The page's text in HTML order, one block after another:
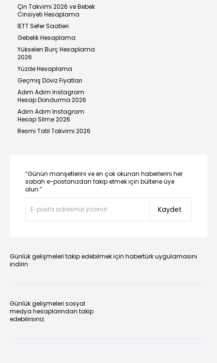
Çin Takvimi 2026 ve Bebek
Cinsiyeti Hesaplama
İETT Sefer Saatleri
Gebelik Hesaplama
Yükselen Burç Hesaplama
2026
Yüzde Hesaplama
Geçmiş Döviz Fiyatları
Adım Adım Instagram
Hesap Dondurma 2026
Adım Adım Instagram
Hesap Silme 2026
Resmi Tatil Takvimi 2026
“Günün manşetlerini ve en çok okunan haberlerini her
sabah e-postanızdan takip etmek için bültene üye
olun.”
Kaydet
Günlük gelişmeleri takip edebilmek için habertürk uygulamasını
indirin
Günlük gelişmeleri sosyal
medya hesaplarından takip
edebilirsiniz.